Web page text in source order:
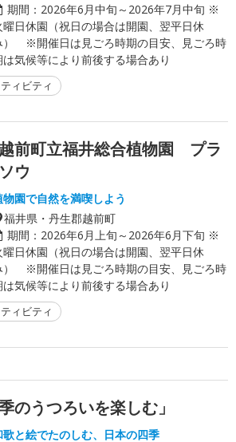
期間： 2026年6月中旬～2026年7月中旬 ※
曜日休園（祝日の場合は開園、翌平日休
） ※開催日は見ごろ時期の目安、見ごろ時
は気候等により前後する場合あり
ィビティ
越前町立福井総合植物園 プラ
ウ
物園で自然を満喫しよう
福井県・丹生郡越前町
期間： 2026年6月上旬～2026年6月下旬 ※
曜日休園（祝日の場合は開園、翌平日休
） ※開催日は見ごろ時期の目安、見ごろ時
は気候等により前後する場合あり
ィビティ
のうつろいを楽しむ」
歌と絵でたのしむ、日本の四季